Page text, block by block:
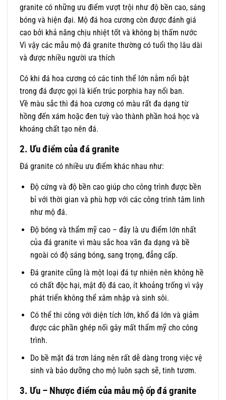
granite có những ưu điểm vượt trội như độ bền cao, sáng
bóng và hiện đại. Mộ đá hoa cương còn được đánh giá
cao bởi khả năng chịu nhiệt tốt và không bị thấm nước
Vì vậy các mẫu mộ đá granite thường có tuổi thọ lâu dài
và được nhiều người ưa thích
Có khi đá hoa cương có các tinh thể lớn nằm nổi bật
trong đá được gọi là kiến trúc porphia hay nổi ban.
Về màu sắc thì đá hoa cương có màu rất đa dạng từ
hồng đến xám hoặc đen tuỳ vào thành phần hoá học và
khoáng chất tạo nên đá.
2. Ưu điểm của đá granite
Đá granite có nhiều ưu điểm khác nhau như:
Độ cứng và độ bền cao giúp cho công trình được bền
bỉ với thời gian và phù hợp với các công trình tâm linh
như mộ đá.
Độ bóng và thẩm mỹ cao – đây là ưu điểm lớn nhất
của đá granite vì màu sắc hoa văn đa dạng và bề
ngoài có độ sáng bóng, sang trọng, đẳng cấp.
Đá granite cũng là một loại đá tự nhiên nên không hề
có chất độc hại, mật độ đá cao, ít khoảng trống vì vậy
phát triển không thể xâm nhập và sinh sôi.
Có thể thi công với diện tích lớn, khổ đá lớn và giảm
được các phần ghép nối gây mất thẩm mỹ cho công
trình.
Do bề mặt đá trơn láng nên rất dễ dàng trong việc vệ
sinh và bảo dưỡng cho mộ luôn sạch sẽ, tinh tươm.
3. Ưu – Nhược điểm của mẫu mộ ốp đá granite